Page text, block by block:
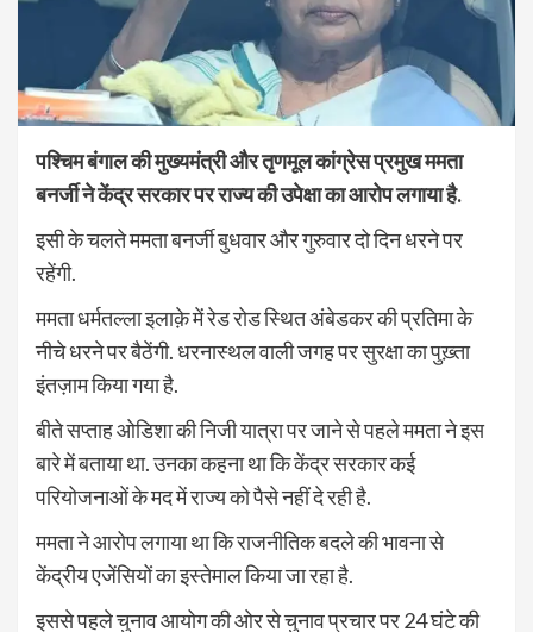
पश्चिम बंगाल की मुख्यमंत्री और तृणमूल कांग्रेस प्रमुख ममता
बनर्जी ने केंद्र सरकार पर राज्य की उपेक्षा का आरोप लगाया है.
इसी के चलते ममता बनर्जी बुधवार और गुरुवार दो दिन धरने पर
रहेंगी.
ममता धर्मतल्ला इलाक़े में रेड रोड स्थित अंबेडकर की प्रतिमा के
नीचे धरने पर बैठेंगी. धरनास्थल वाली जगह पर सुरक्षा का पुख़्ता
इंतज़ाम किया गया है.
बीते सप्ताह ओडिशा की निजी यात्रा पर जाने से पहले ममता ने इस
बारे में बताया था. उनका कहना था कि केंद्र सरकार कई
परियोजनाओं के मद में राज्य को पैसे नहीं दे रही है.
ममता ने आरोप लगाया था कि राजनीतिक बदले की भावना से
केंद्रीय एजेंसियों का इस्तेमाल किया जा रहा है.
इससे पहले चुनाव आयोग की ओर से चुनाव प्रचार पर 24 घंटे की